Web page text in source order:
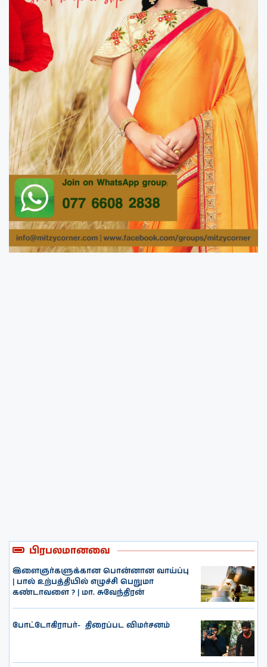
பிரபலமானவை
இளைஞர்களுக்கான பொன்னான வாய்ப்பு
| பால் உற்பத்தியில் எழுச்சி பெறுமா
கண்டாவளை ? | மா. சுவேந்திரன்
போட்டோகிராபர்- ‌ திரைப்பட விமர்சனம்